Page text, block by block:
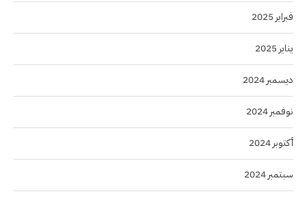
فبراير 2025
يناير 2025
ديسمبر 2024
نوفمبر 2024
أكتوبر 2024
سبتمبر 2024